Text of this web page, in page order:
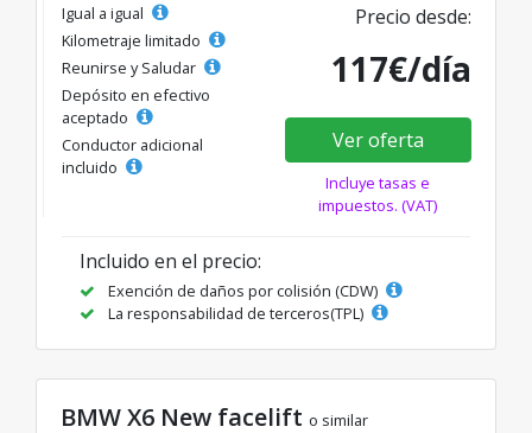
Igual a igual
Kilometraje limitado
Reunirse y Saludar
Depósito en efectivo
aceptado
Conductor adicional
incluido
Precio desde:
117€/día
Ver oferta
Incluye tasas e
impuestos. (VAT)
Incluido en el precio:
Exención de daños por colisión (CDW)
La responsabilidad de terceros(TPL)
BMW X6 New facelift o similar